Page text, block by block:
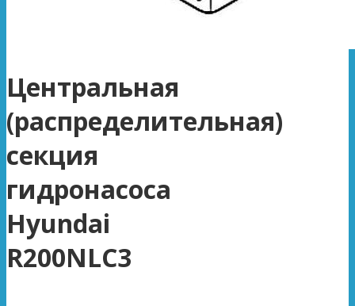
Центральная
(распределительная)
секция
гидронасоса
Hyundai
R200NLC3